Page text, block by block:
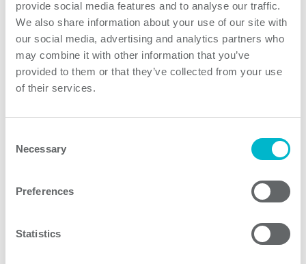
provide social media features and to analyse our traffic.
We also share information about your use of our site with
our social media, advertising and analytics partners who
may combine it with other information that you’ve
provided to them or that they’ve collected from your use
of their services.
Selection
Necessary
Preferences
Statistics
Unsere Fähigkeiten